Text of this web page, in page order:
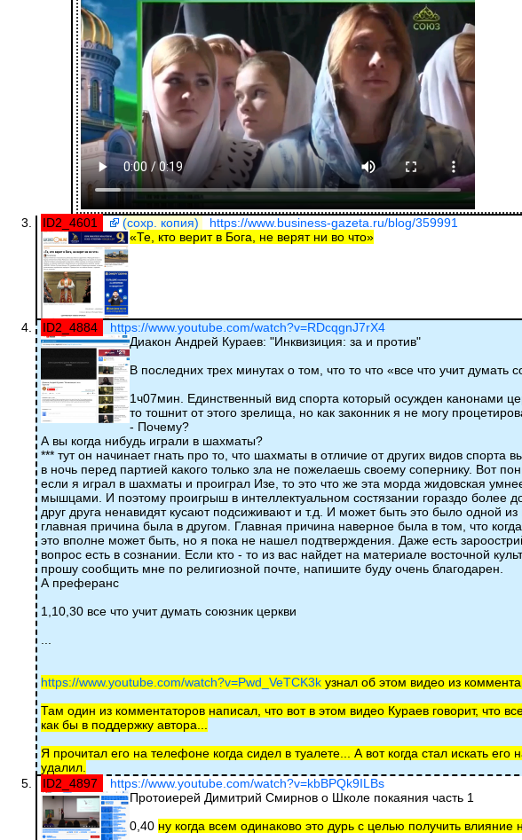
ID2_4601 (сохр. копия)
https://www.business-gazeta.ru/blog/359991
«Те, кто верит в Бога, не верят ни во что»
ID2_4884
https://www.youtube.com/watch?v=RDcqgnJ7rX4
Диакон Андрей Кураев: "Инквизиция: за и против"
В последних трех минутах о том, что то что «все что учит думать
1ч07мин. Единственный вид спорта который осужден канонами
то тошнит от этого зрелища, но как законник я не могу
- Почему?
А вы когда нибудь играли в шахматы?
*** тут он начинает гнать про то, что шахматы в отличие от других видов спорта
в ночь перед партией какого только зла не пожелаешь своему сопернику. Вот
если я играл в шахматы и проиграл Изе, то это что же эта морда жидовская
мышцами. И поэтому проигрыш в интеллектуальном состязании гораздо
друг друга ненавидят кусают подсиживают и т.д. И может быть это было одной
главная причина была в другом. Главная причина наверное была в том, что
это вполне может быть, но я пока не нашел подтверждения. Даже есть
вопрос есть в сознании. Если кто - то из вас найдет на материале восточной
прошу сообщить мне по религиозной почте, напишите буду очень благодарен.
А преферанс
1,10,30 все что учит думать союзник церкви
...
https://www.youtube.com/watch?v=Pwd_VeTCK3k узнал об этом видео из
Там один из комментаторов написал, что вот в этом видео Кураев говорит, что
как бы в поддержку автора...
Я прочитал его на телефоне когда сидел в туалете... А вот когда стал искать
удалил.
ID2_4897
https://www.youtube.com/watch?v=kbBPQk9ILBs
Протоиерей Димитрий Смирнов о Школе покаяния часть 1
0,40 ну когда всем одинаково это дурь с целью получить